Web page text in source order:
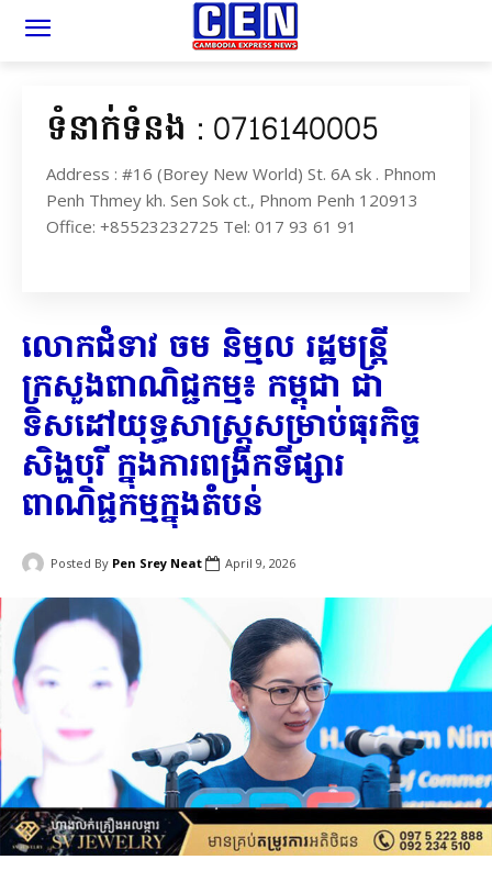
ទំនាក់ទំនង : 0716140005
Address : #16 (Borey New World) St. 6A sk . Phnom
Penh Thmey kh. Sen Sok ct., Phnom Penh 120913
Office: +85523232725 Tel: 017 93 61 91
លោកជំទាវ ចម និម្មល រដ្ឋមន្ត្រី
ក្រសួងពាណិជ្ជកម្ម៖ កម្ពុជា ជា
ទិសដៅយុទ្ធសាស្ត្រសម្រាប់ធុរកិច្ច
សិង្ហបុរី ក្នុងការពង្រីកទីផ្សារ
ពាណិជ្ជកម្មក្នុងតំបន់
Posted By Pen Srey Neat April 9, 2026